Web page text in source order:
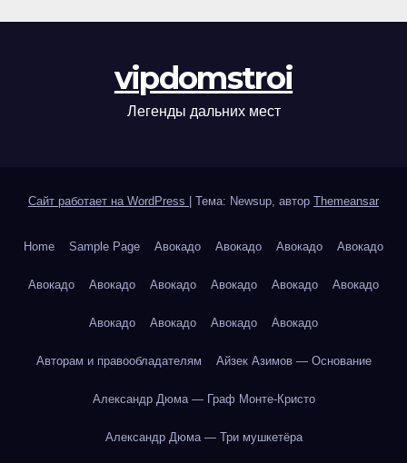
vipdomstroi
Легенды дальних мест
Сайт работает на WordPress Тема: Newsup, автор Themeansar
Home Sample Page Авокадо Авокадо Авокадо Авокадо
Авокадо Авокадо Авокадо Авокадо Авокадо Авокадо
Авокадо Авокадо Авокадо Авокадо
Авторам и правообладателям Айзек Азимов — Основание
Александр Дюма — Граф Монте-Кристо
Александр Дюма — Три мушкетёра